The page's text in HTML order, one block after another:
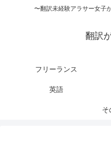
〜翻訳未経験アラサー女子
翻訳
フリーランス
英語
そ